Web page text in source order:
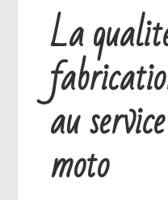
La
au
moto